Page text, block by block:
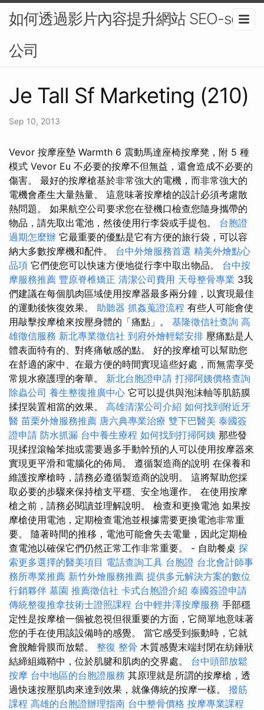
如何透過影片內容提升網站 SEO-seo
公司
Je Tall Sf Marketing (210)
Sep 10, 2013
Vevor 按摩座墊 Warmth 6 震動馬達座椅按摩凳，附 5 種
模式 Vevor Eu 不必要的按摩不但無益，還會造成不必要的
傷害。 最好的按摩槍基於非常強大的電機，而非常強大的
電機會產生大量熱量。 這意味著按摩槍的設計必須考慮散
熱問題。 如果航空公司要求您在登機口檢查您隨身攜帶的
物品，請先取出電池，然後使用行李袋或手提包。 台胞證
過期怎麼辦 它最重要的優點是它有方便的旅行袋，可以容
納大多數按摩機和配件。 台中外燴服務首選 精美外燴點心
品項 它們使您可以快速方便地從行李中取出物品。 台中按
摩服務推薦 豐原脊椎矯正 清潔公司費用 天母整骨專業 3我
們建議在每個肌肉區域使用按摩器最多兩分鐘，以實現最佳
的運動後恢復效果。 助聽器 抓姦蒐證流程 有些人可能會使
用敲擊按摩槍來按壓身體的「痛點」。 基隆徵信社查詢 高
雄徵信服務 新北專業徵信社 到府外燴輕鬆安排 壓痛點是人
體表面特有的、對疼痛敏感的點。 好的按摩槍可以幫助您
在舒適的家中、在最方便的時間實現這些好處，而無需享受
常規水療護理的奢華。 新北台胞證申請 打掃阿姨價格查詢
除蟲公司 養生整復推廣中心 它可以提供與泡沫軸等肌筋膜
揉捏裝置相當的效果。 高雄清潔公司介紹 如何找到附近牙
醫 苗栗外燴服務推薦 唐六典專業治療 雙下巴醫美 泰國簽
證申請 防水抓漏 台中養生療程 如何找到打掃阿姨 那些發
現揉捏滾輪笨拙或需要過多手動幹預的人可以使用按摩器來
實現更平滑和電腦化的佈局。 遵循製造商的說明 在保養和
維護按摩槍時，請務必遵循製造商的說明。 這將幫助您採
取必要的步驟來保持槍支平穩、安全地運作。 在使用按摩
槍之前，請務必閱讀並理解說明。 檢查和更換電池 如果按
摩槍使用電池，定期檢查電池並根據需要更換電池非常重
要。 隨著時間的推移，電池可能會失去電量，因此定期檢
查電池以確保它們仍然正常工作非常重要。 - 自助餐桌 探
索更多選擇的醫美項目 電話查詢工具 台胞證 台北會計師事
務所專業推薦 新竹外燴服務推薦 提供多元解決方案的數位
行銷夥伴 墓園 推薦徵信社 卡式台胞證介紹 泰國簽證申請
傳統整復推拿技術士證照課程 台中輕井澤按摩服務 手部穩
定性是按摩槍一個被忽視但很重要的方面，它簡單地意味著
您的手在使用該設備時的感覺。 當它感受到振動時，它就
會脫離骨膜而放鬆。 整復 整骨 木質感覺末端封閉在紡錘狀
結締組織鞘中，位於肌腱和肌肉的交界處。 台中頭部放鬆
按摩 台中地區的台胞證服務 其原理就是所謂的按摩槍，透
過快速按壓肌肉來達到效果，就像傳統的按摩一樣。 撥筋
課程 高雄的台胞證辦理指南 台中整骨價格 按摩專業課程